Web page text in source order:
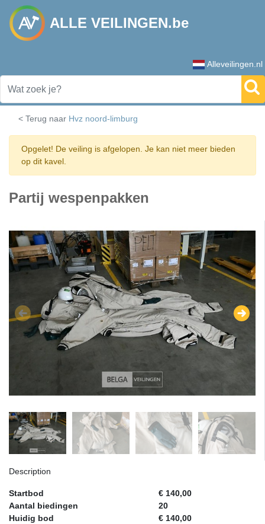
ALLE VEILINGEN.be
Alleveilingen.nl
< Terug naar Hvz noord-limburg
Opgelet! De veiling is afgelopen. Je kan niet meer bieden
op dit kavel.
Partij wespenpakken
Description
Startbod
€ 140,00
Aantal biedingen
20
Huidig bod
€ 140,00